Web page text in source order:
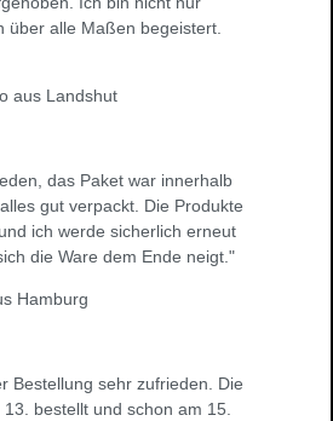
über alle Maßen begeistert.
aus Landshut
das Paket war innerhalb
gut verpackt. Die Produkte
ich werde sicherlich erneut
die Ware dem Ende neigt."
Hamburg
Bestellung sehr zufrieden. Die
bestellt und schon am 15.